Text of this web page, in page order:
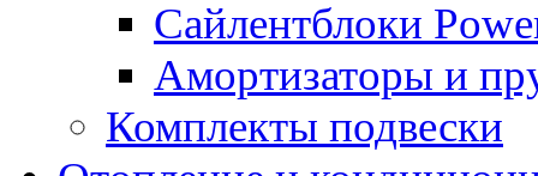
Сайлентблоки
Амортизаторы и
Комплекты подвески